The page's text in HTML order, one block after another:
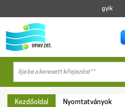
gyik
Kezdőoldal Nyomtatványok